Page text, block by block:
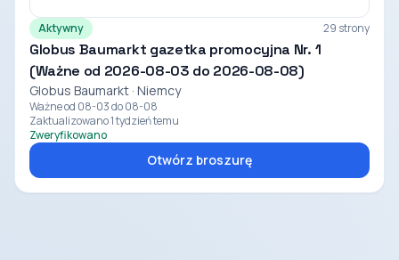
Aktywny 29 strony
Globus Baumarkt gazetka promocyjna Nr. 1
(Ważne od 2026-08-03 do 2026-08-08)
Globus Baumarkt · Niemcy
Ważne od 08-03 do 08-08
Zaktualizowano 1 tydzień temu
Zweryfikowano
Otwórz broszurę